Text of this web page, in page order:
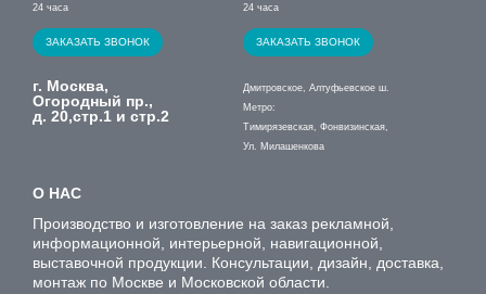
24 часа
ЗАКАЗАТЬ ЗВОНОК
24 часа
ЗАКАЗАТЬ ЗВОНОК
г. Москва,
Огородный пр.,
д. 20,стр.1 и стр.2
Дмитровское, Алтуфьевское ш.
Метро:
Тимирязевская, Фонвизинская,
Ул. Милашенкова
О НАС
Производство и изготовление на заказ рекламной,
информационной, интерьерной, навигационной,
выставочной продукции. Консультации, дизайн, доставка,
монтаж по Москве и Московской области.